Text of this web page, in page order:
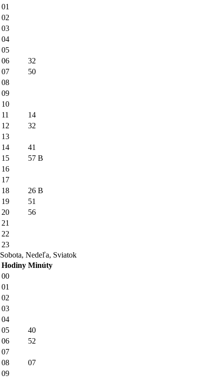
01
02
03
04
05
06
32
07
50
08
09
10
11
14
12
32
13
14
41
15
57 B
16
17
18
26 B
19
51
20
56
21
22
23
Sobota, Nedeľa, Sviatok
Hodiny Minúty
00
01
02
03
04
05
40
06
52
07
08
07
09